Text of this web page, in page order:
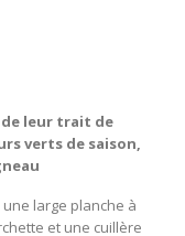
de leur trait de
verts de saison,
large planche à
et une cuillère